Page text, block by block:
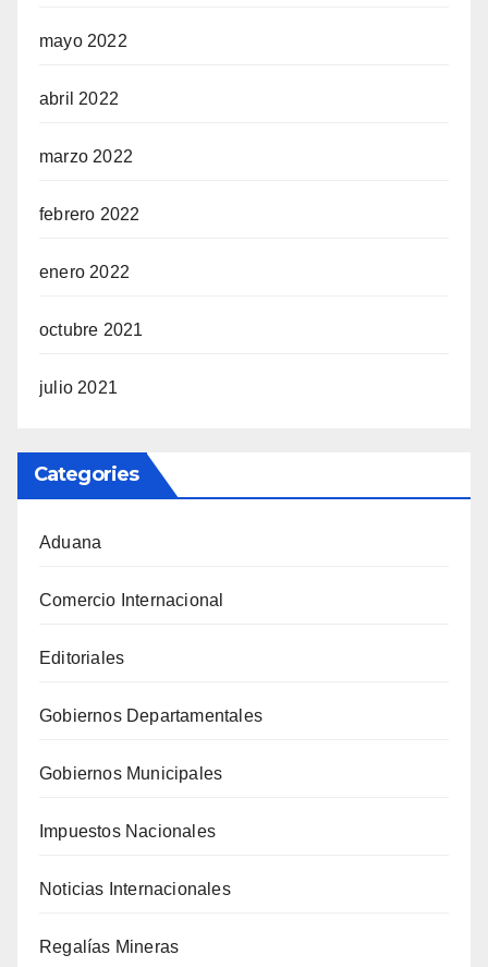
mayo 2022
abril 2022
marzo 2022
febrero 2022
enero 2022
octubre 2021
julio 2021
Categories
Aduana
Comercio Internacional
Editoriales
Gobiernos Departamentales
Gobiernos Municipales
Impuestos Nacionales
Noticias Internacionales
Regalías Mineras